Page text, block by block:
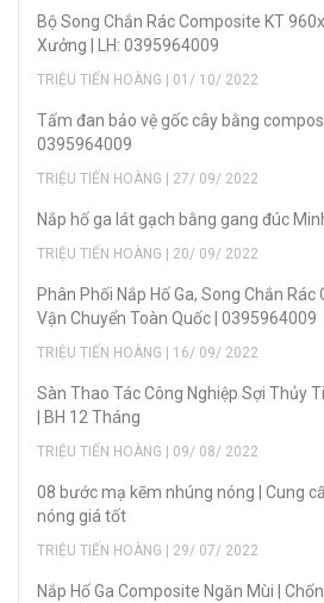
Bộ Song Chắn Rác Composite KT
Xưởng | LH: 0395964009
TRIỆU TIẾN HOÀNG | 01/ 10/ 2022
Tấm đan bảo vệ gốc cây bằng
0395964009
TRIỆU TIẾN HOÀNG | 27/ 09/ 2022
Nắp hố ga lát gạch bằng gang đúc
TRIỆU TIẾN HOÀNG | 20/ 09/ 2022
Phân Phối Nắp Hố Ga, Song Chắn
Vận Chuyển Toàn Quốc | 0395964009
TRIỆU TIẾN HOÀNG | 16/ 09/ 2022
Sàn Thao Tác Công Nghiệp Sợi Thủy
| BH 12 Tháng
TRIỆU TIẾN HOÀNG | 09/ 08/ 2022
08 bước mạ kẽm nhúng nóng | Cung
nóng giá tốt
TRIỆU TIẾN HOÀNG | 29/ 07/ 2022
Nắp Hố Ga Composite Ngăn Mùi |